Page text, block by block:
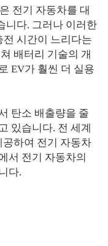
전기 자동차를 대
니다. 그러나 이러한
시간이 느리다는
배터리 기술의 개
EV가 훨씬 더 실용
탄소 배출량을 줄
있습니다. 전 세계
하여 전기 자동차
서 전기 자동차의
다.